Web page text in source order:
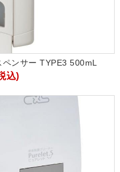
ンサー TYPE3 500mL
込)